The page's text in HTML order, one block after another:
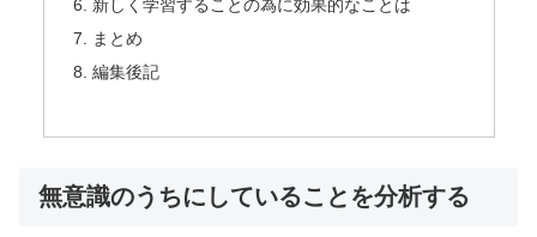
新しく学習することの為に効果的なことは
まとめ
編集後記
無意識のうちにしていることを分析する